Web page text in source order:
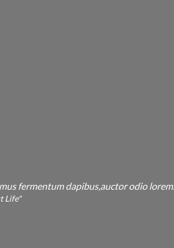
fermentum dapibus,auctor odio lorem.
Life"